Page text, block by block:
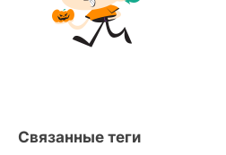
Связанные теги